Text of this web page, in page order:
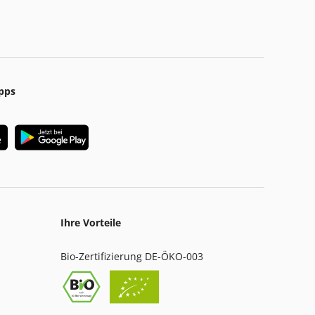
Ihre Vorteile
Bio-Zertifizierung DE-ÖKO-003